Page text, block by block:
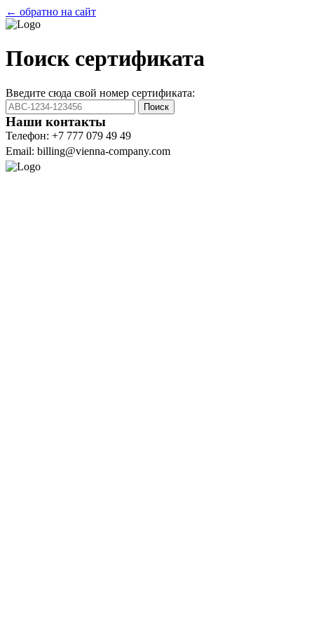
← обратно на сайт
Поиск сертификата
Введите сюда свой номер сертификата:
Поиск
Наши контакты
Телефон: +7 777 079 49 49
Email: billing@vienna-company.com